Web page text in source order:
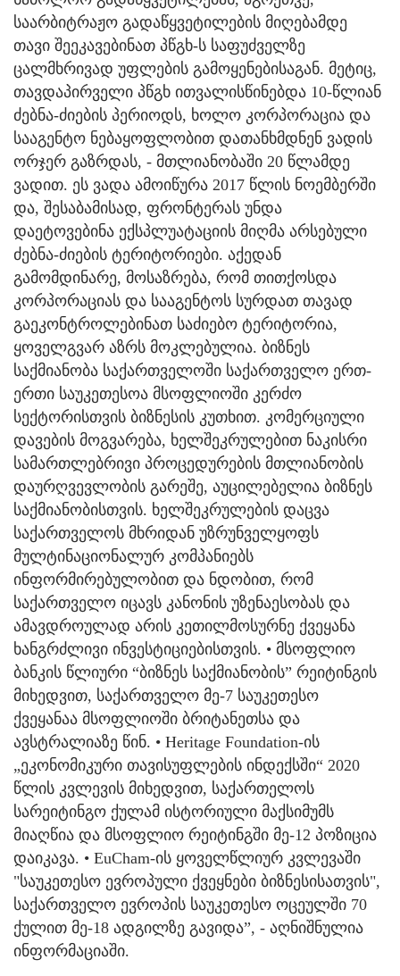
საარბიტრაჟო გადაწყვეტილების მიღებამდე
თავი შეეკავებინათ პწგხ-ს საფუძველზე
ცალმხრივად უფლების გამოყენებისაგან. მეტიც,
თავდაპირველი პწგხ ითვალისწინებდა 10-წლიან
ძებნა-ძიების პერიოდს, ხოლო კორპორაცია და
სააგენტო ნებაყოფლობით დათანხმდნენ ვადის
ორჯერ გაზრდას, - მთლიანობაში 20 წლამდე
ვადით. ეს ვადა ამოიწურა 2017 წლის ნოემბერში
და, შესაბამისად, ფრონტერას უნდა
დაეტოვებინა ექსპლუატაციის მიღმა არსებული
ძებნა-ძიების ტერიტორიები. აქედან
გამომდინარე, მოსაზრება, რომ თითქოსდა
კორპორაციას და სააგენტოს სურდათ თავად
გაეკონტროლებინათ საძიებო ტერიტორია,
ყოველგვარ აზრს მოკლებულია. ბიზნეს
საქმიანობა საქართველოში საქართველო ერთ-
ერთი საუკეთესოა მსოფლიოში კერძო
სექტორისთვის ბიზნესის კუთხით. კომერციული
დავების მოგვარება, ხელშეკრულებით ნაკისრი
სამართლებრივი პროცედურების მთლიანობის
დაურღვევლობის გარეშე, აუცილებელია ბიზნეს
საქმიანობისთვის. ხელშეკრულების დაცვა
საქართველოს მხრიდან უზრუნველყოფს
მულტინაციონალურ კომპანიებს
ინფორმირებულობით და ნდობით, რომ
საქართველო იცავს კანონის უზენაესობას და
ამავდროულად არის კეთილმოსურნე ქვეყანა
ხანგრძლივი ინვესტიციებისთვის. • მსოფლიო
ბანკის წლიური “ბიზნეს საქმიანობის” რეიტინგის
მიხედვით, საქართველო მე-7 საუკეთესო
ქვეყანაა მსოფლიოში ბრიტანეთსა და
ავსტრალიაზე წინ. • Heritage Foundation-ის
„ეკონომიკური თავისუფლების ინდექსში“ 2020
წლის კვლევის მიხედვით, საქართელოს
სარეიტინგო ქულამ ისტორიული მაქსიმუმს
მიაღწია და მსოფლიო რეიტინგში მე-12 პოზიცია
დაიკავა. • EuCham-ის ყოველწლიურ კვლევაში
"საუკეთესო ევროპული ქვეყნები ბიზნესისათვის",
საქართველო ევროპის საუკეთესო ოცეულში 70
ქულით მე-18 ადგილზე გავიდა”, - აღნიშნულია
ინფორმაციაში.